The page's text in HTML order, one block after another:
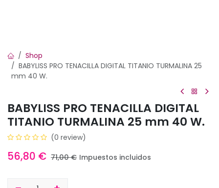
Shop
BABYLISS PRO TENACILLA DIGITAL TITANIO TURMALINA 25
mm 40 W.
BABYLISS PRO TENACILLA DIGITAL
TITANIO TURMALINA 25 mm 40 W.
(0 review)
56,80 € 71,00€ Impuestos incluidos